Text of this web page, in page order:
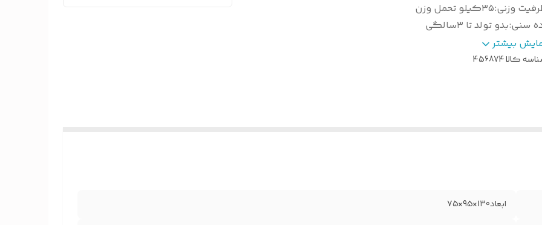
وزنی:۳۵کیلو تحمل وزن
سنی:بدو تولد تا ۳سالگی
: امنیت بالا با کمربند ایمنی
گهواره:ننو ماهسون
بیشتر
کالا456874
ابعاد130×95×75